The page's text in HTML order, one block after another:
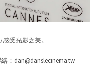
受光影之美。
：dan@danslecinema.tw